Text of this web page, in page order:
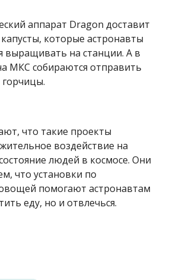
аппарат Dragon доставит
которые астронавты
выращивать на станции. А в
МКС собираются отправить
горчицы.
что такие проекты
воздействие на
людей в космосе. Они
что установки по
помогают астронавтам
еду, но и отвлечься.